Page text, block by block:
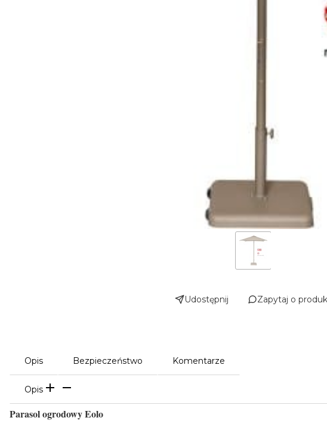
Udostępnij Zapytaj o
Opis Bezpieczeństwo Komentarze
Opis
Parasol ogrodowy Eolo